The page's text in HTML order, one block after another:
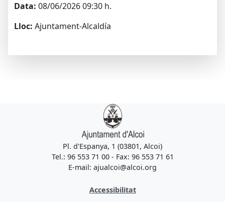
Data: 08/06/2026 09:30 h.
Lloc: Ajuntament-Alcaldía
Pl. d'Espanya, 1 (03801, Alcoi)
Tel.: 96 553 71 00 - Fax: 96 553 71 61
E-mail: ajualcoi@alcoi.org
Accessibilitat